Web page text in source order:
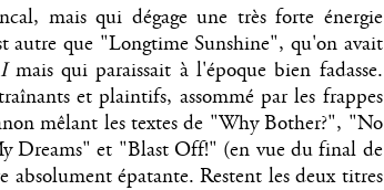
mais qui dégage une très forte énergie
autre que "Longtime Sunshine", qu'on avait
mais qui paraissait à l'époque bien fadasse.
et plaintifs, assommé par les frappes
mêlant les textes de "Why Bother?", "No
Dreams" et "Blast Off!" (en vue du final de
absolument épatante. Restent les deux titres